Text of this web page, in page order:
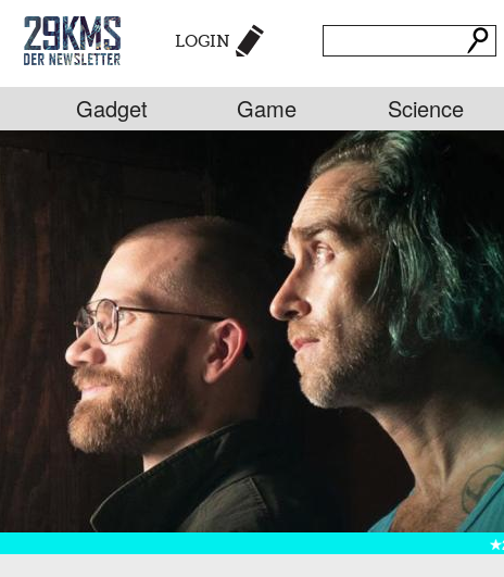
LOGIN
Gadget Game Science